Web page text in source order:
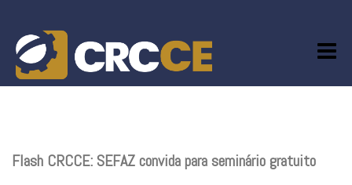
content
Flash CRCCE: SEFAZ convida para seminário gratuito